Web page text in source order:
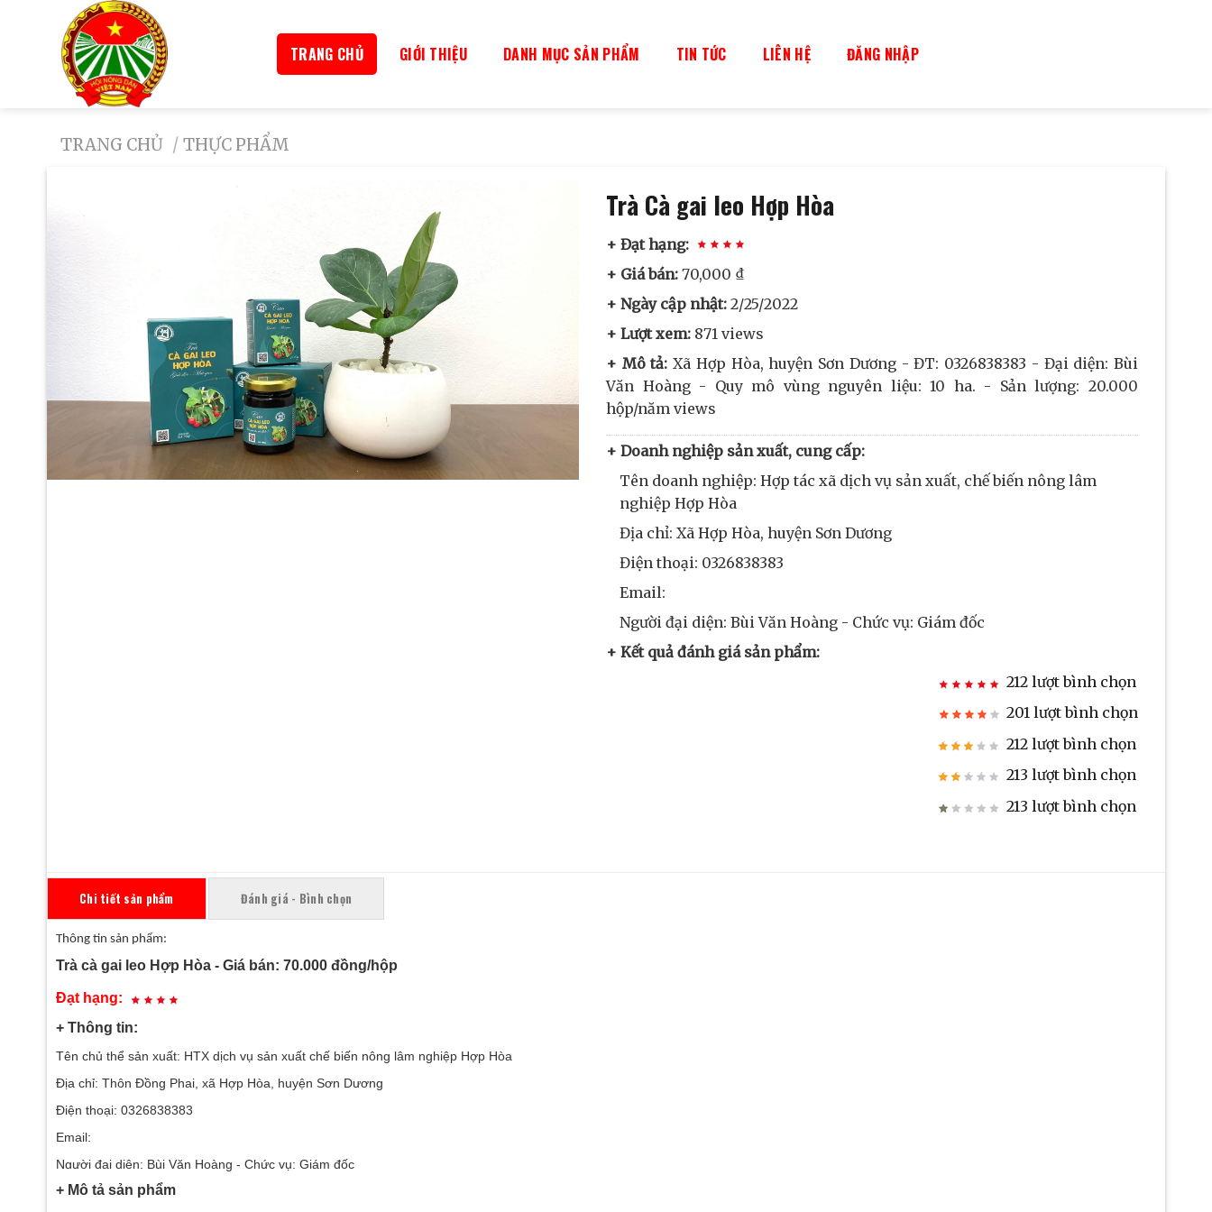
TRANG CHỦ GIỚI THIỆU DANH MỤC SẢN PHẨM TIN TỨC LIÊN HỆ ĐĂNG NHẬP
TRANG CHỦ / THỰC PHẨM
Trà Cà gai leo Hợp Hòa
+ Đạt hạng:
+ Giá bán: 70,000 ₫
+ Ngày cập nhật: 2/25/2022
+ Lượt xem: 871 views
+ Mô tả: Xã Hợp Hòa, huyện Sơn Dương - ĐT: 0326838383 - Đại diện: Bùi
Văn Hoàng - Quy mô vùng nguyên liệu: 10 ha. - Sản lượng: 20.000
hộp/năm views
+ Doanh nghiệp sản xuất, cung cấp:
Tên doanh nghiệp: Hợp tác xã dịch vụ sản xuất, chế biến nông lâm
nghiệp Hợp Hòa
Địa chỉ: Xã Hợp Hòa, huyện Sơn Dương
Điện thoại: 0326838383
Email:
Người đại diện: Bùi Văn Hoàng - Chức vụ: Giám đốc
+ Kết quả đánh giá sản phẩm:
212 lượt bình chọn
201 lượt bình chọn
212 lượt bình chọn
213 lượt bình chọn
213 lượt bình chọn
Chi tiết sản phẩm Đánh giá - Bình chọn
Thông tin sản phẩm:
Trà cà gai leo Hợp Hòa - Giá bán: 70.000 đồng/hộp
Đạt hạng:
+ Thông tin:
Tên chủ thể sản xuất: HTX dịch vụ sản xuất chế biến nông lâm nghiệp Hợp Hòa
Địa chỉ: Thôn Đồng Phai, xã Hợp Hòa, huyện Sơn Dương
Điện thoại: 0326838383
Email:
Người đại diện: Bùi Văn Hoàng - Chức vụ: Giám đốc
+ Mô tả sản phẩm